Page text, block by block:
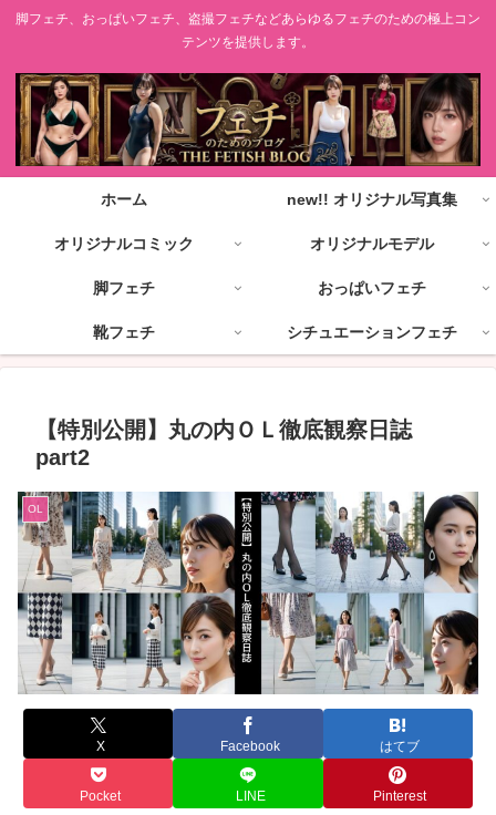
脚フェチ、おっぱいフェチ、盗撮フェチなどあらゆるフェチのための極上コン
テンツを提供します。
ホーム new!! オリジナル写真集
オリジナルコミック オリジナルモデル
脚フェチ おっぱいフェチ
靴フェチ シチュエーションフェチ
【特別公開】丸の内ＯＬ徹底観察日誌
part2
OL
X Facebook はてブ
Pocket LINE Pinterest